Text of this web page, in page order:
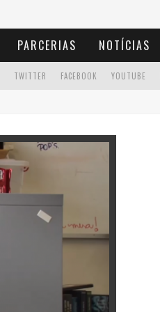
PARCERIAS NOTÍCIAS
YOUTUBE
FACEBOOK
TWITTER